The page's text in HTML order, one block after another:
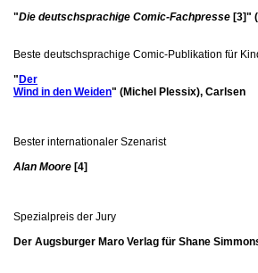
"Die deutschsprachige Comic-Fachpresse [3]"
Beste deutschsprachige Comic-Publikation für
" Der
Wind in den Weiden" (Michel Plessix), Carlsen
Bester internationaler Szenarist
Alan Moore [4]
Spezialpreis der Jury
Der Augsburger Maro Verlag für Shane